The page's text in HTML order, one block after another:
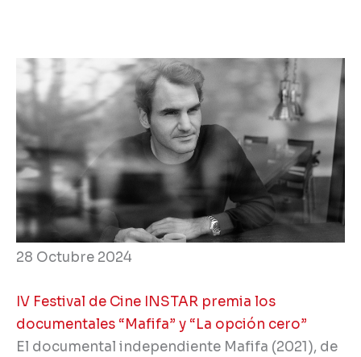
28 Octubre 2024
IV Festival de Cine INSTAR premia los
documentales “Mafifa” y “La opción cero”
El documental independiente Mafifa (2021), de